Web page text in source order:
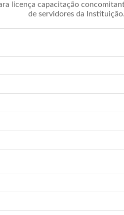
licença capacitação
de servidores da Instituição.